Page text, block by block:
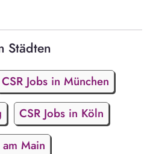
Städten
CSR Jobs in München
CSR Jobs in Köln
Main